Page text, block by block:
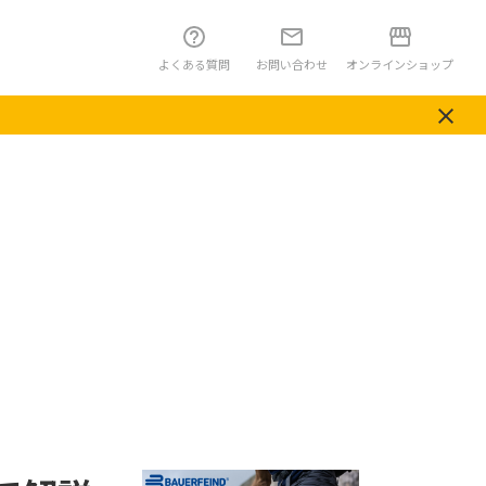
よくある質問 お問い合わせ オンラインショップ